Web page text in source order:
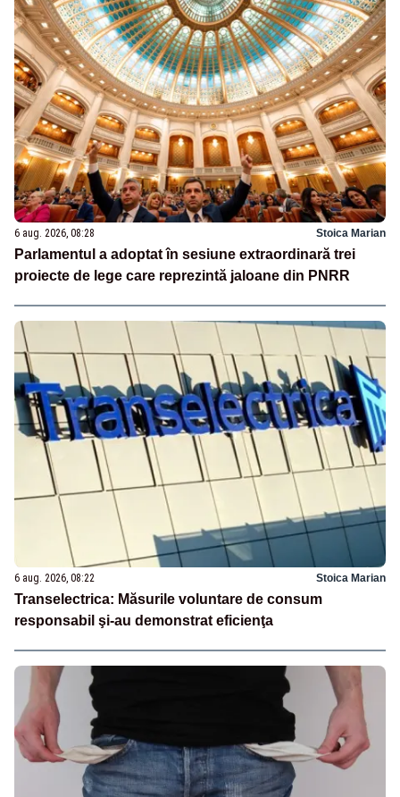
6 aug. 2026, 08:28 Stoica Marian
Parlamentul a adoptat în sesiune extraordinară trei
proiecte de lege care reprezintă jaloane din PNRR
6 aug. 2026, 08:22 Stoica Marian
Transelectrica: Măsurile voluntare de consum
responsabil şi-au demonstrat eficienţa